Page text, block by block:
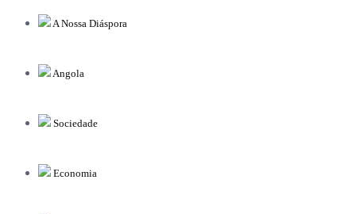
A Nossa Diáspora
Angola
Sociedade
Economia